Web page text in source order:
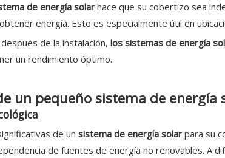
de energía solarhace que su cobertizo sea
energía. Esto es especialmente útil en
después de la instalación, los sistemas de energía
un rendimiento óptimo.
un pequeño sistema de
de un sistema de energía solar para su
de fuentes de energía no renovables. A